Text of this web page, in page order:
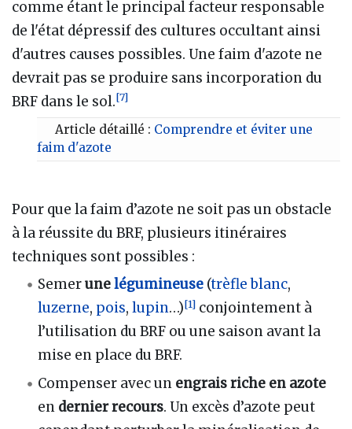
comme étant le principal facteur responsable
de l'état dépressif des cultures occultant ainsi
d'autres causes possibles. Une faim d'azote ne
devrait pas se produire sans incorporation du
BRF dans le sol.[7]
Article détaillé : Comprendre et éviter une
faim d'azote
Pour que la faim d’azote ne soit pas un obstacle
à la réussite du BRF, plusieurs itinéraires
techniques sont possibles :
Semerunelégumineuse (trèfle blanc,
luzerne, pois,lupin…)[1] conjointement à
l’utilisation du BRF ou une saison avant la
mise en place du BRF.
Compenser avec un engrais riche en azote
en dernier recours. Un excès d’azote peut